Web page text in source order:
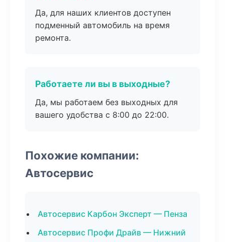
Да, для наших клиентов доступен
подменный автомобиль на время
ремонта.
Работаете ли вы в выходные?
Да, мы работаем без выходных для
вашего удобства с 8:00 до 22:00.
Похожие компании:
Автосервис
Автосервис Карбон Эксперт — Пенза
Автосервис Профи Драйв — Нижний